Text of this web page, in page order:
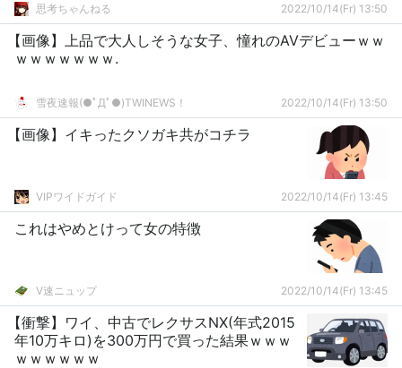
思考ちゃんねる 2022/10/14(Fr) 13:50
【画像】上品で大人しそうな女子、憧れのAVデビューｗｗ
ｗｗｗｗｗｗｗ.
雪夜速報(●ﾟДﾟ●)TWINEWS！ 2022/10/14(Fr) 13:50
【画像】イキったクソガキ共がコチラ
VIPワイドガイド 2022/10/14(Fr) 13:45
これはやめとけって女の特徴
V速ニュップ 2022/10/14(Fr) 13:45
【衝撃】ワイ、中古でレクサスNX(年式2015
年10万キロ)を300万円で買った結果ｗｗｗ
ｗｗｗｗｗｗ